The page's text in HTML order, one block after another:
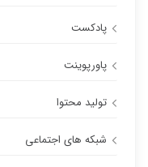
پادکست
پاورپوینت
تولید محتوا
شبکه های اجتماعی